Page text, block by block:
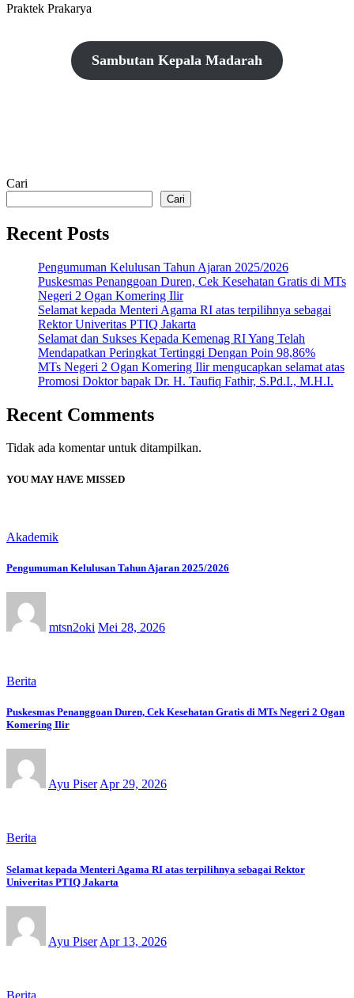
Praktek Prakarya
Sambutan Kepala Madarah
Cari
Cari
Recent Posts
Pengumuman Kelulusan Tahun Ajaran 2025/2026
Puskesmas Penanggoan Duren, Cek Kesehatan Gratis di MTs
Negeri 2 Ogan Komering Ilir
Selamat kepada Menteri Agama RI atas terpilihnya sebagai
Rektor Univeritas PTIQ Jakarta
Selamat dan Sukses Kepada Kemenag RI Yang Telah
Mendapatkan Peringkat Tertinggi Dengan Poin 98,86%
MTs Negeri 2 Ogan Komering Ilir mengucapkan selamat atas
Promosi Doktor bapak Dr. H. Taufiq Fathir, S.Pd.I., M.H.I.
Recent Comments
Tidak ada komentar untuk ditampilkan.
YOU MAY HAVE MISSED
Akademik
Pengumuman Kelulusan Tahun Ajaran 2025/2026
mtsn2oki Mei 28, 2026
Berita
Puskesmas Penanggoan Duren, Cek Kesehatan Gratis di MTs Negeri 2 Ogan
Komering Ilir
Ayu PiserApr 29, 2026
Berita
Selamat kepada Menteri Agama RI atas terpilihnya sebagai Rektor
Univeritas PTIQ Jakarta
Ayu Piser Apr 13, 2026
Berita